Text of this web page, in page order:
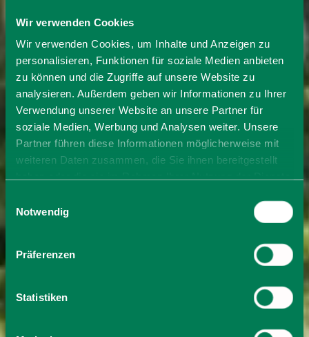
Wir verwenden Cookies
Wir verwenden Cookies, um Inhalte und Anzeigen zu
personalisieren, Funktionen für soziale Medien anbieten
zu können und die Zugriffe auf unsere Website zu
analysieren. Außerdem geben wir Informationen zu Ihrer
Verwendung unserer Website an unsere Partner für
soziale Medien, Werbung und Analysen weiter. Unsere
Partner führen diese Informationen möglicherweise mit
weiteren Daten zusammen, die Sie ihnen bereitgestellt
Cookies, wenn Sie unsere Webseite weiterhin nutzen.
Notwendig
Präferenzen
Statistiken